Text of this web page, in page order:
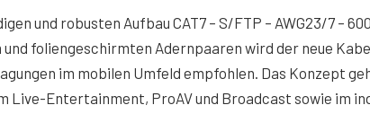
und robusten Aufbau CAT7 – S/FTP – AWG23/7 –
foliengeschirmten Adernpaaren wird der neue
im mobilen Umfeld empfohlen. Das Konzept
Live-Entertainment, ProAV und Broadcast sowie im